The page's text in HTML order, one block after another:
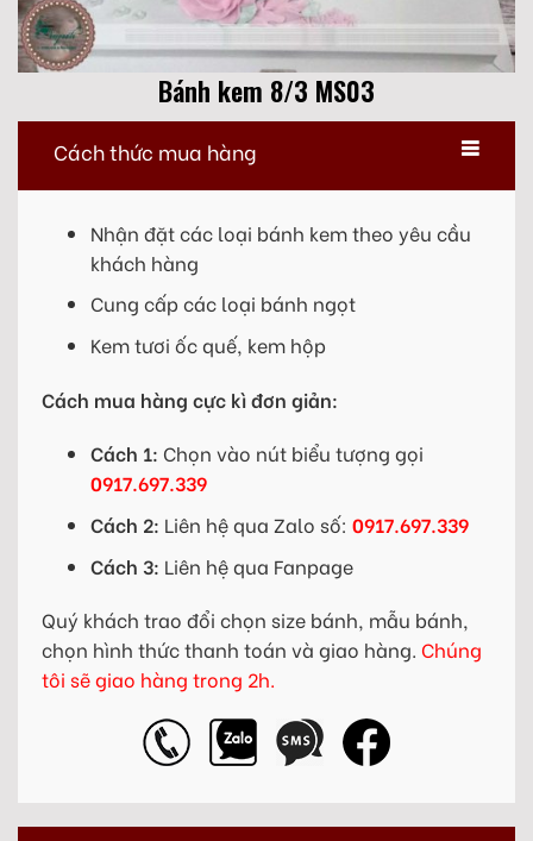
Bánh kem 8/3 MS03
Cách thức mua hàng
Nhận đặt các loại bánh kem theo yêu cầu
khách hàng
Cung cấp các loại bánh ngọt
Kem tươi ốc quế, kem hộp
Cách mua hàng cực kì đơn giản:
Cách 1: Chọn vào nút biểu tượng gọi
0917.697.339
Cách 2: Liên hệ qua Zalo số: 0917.697.339
Cách 3: Liên hệ qua Fanpage
Quý khách trao đổi chọn size bánh, mẫu bánh,
chọn hình thức thanh toán và giao hàng. Chúng
tôi sẽ giao hàng trong 2h.